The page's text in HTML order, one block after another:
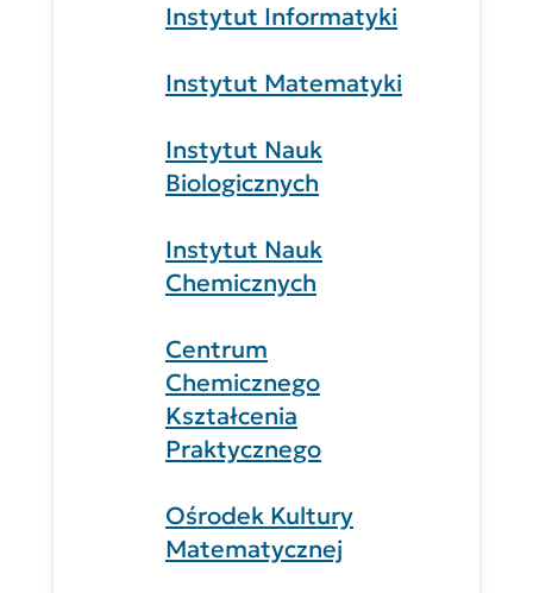
Instytut Informatyki
Instytut Matematyki
Instytut Nauk
Biologicznych
Instytut Nauk
Chemicznych
Centrum
Chemicznego
Kształcenia
Praktycznego
Ośrodek Kultury
Matematycznej